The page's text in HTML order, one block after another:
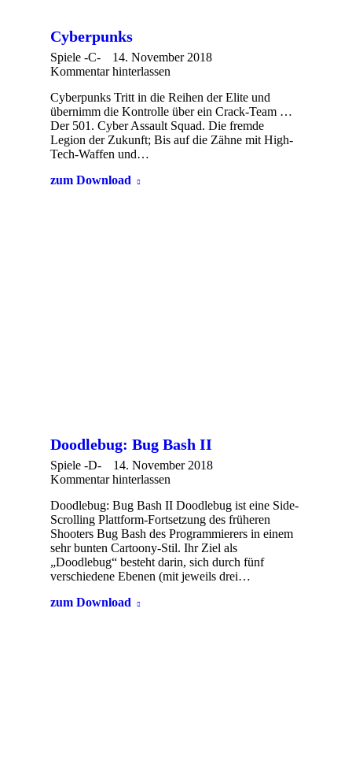
Cyberpunks
Spiele -C-
14. November 2018
Kommentar hinterlassen
Cyberpunks Tritt in die Reihen der Elite und
übernimm die Kontrolle über ein Crack-Team …
Der 501. Cyber ​​Assault Squad. Die fremde
Legion der Zukunft; Bis auf die Zähne mit High-
Tech-Waffen und…
zum Download
Doodlebug: Bug Bash II
Spiele -D-
14. November 2018
Kommentar hinterlassen
Doodlebug: Bug Bash II Doodlebug ist eine Side-
Scrolling Plattform-Fortsetzung des früheren
Shooters Bug Bash des Programmierers in einem
sehr bunten Cartoony-Stil. Ihr Ziel als
„Doodlebug“ besteht darin, sich durch fünf
verschiedene Ebenen (mit jeweils drei…
zum Download